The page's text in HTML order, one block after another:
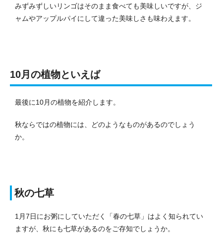
みずみずしいリンゴはそのまま食べても美味しいですが、ジ
ャムやアップルパイにして違った美味しさも味わえます。
10月の植物といえば
最後に10月の植物を紹介します。
秋ならではの植物には、どのようなものがあるのでしょう
か。
秋の七草
1月7日にお粥にしていただく「春の七草」はよく知られてい
ますが、秋にも七草があるのをご存知でしょうか。